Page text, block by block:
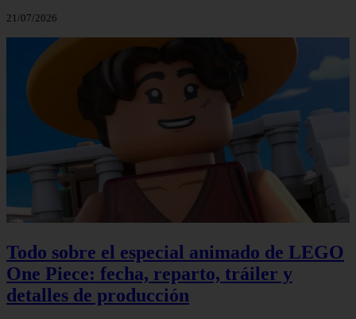
21/07/2026
Todo sobre el especial animado de LEGO
One Piece: fecha, reparto, tráiler y
detalles de producción